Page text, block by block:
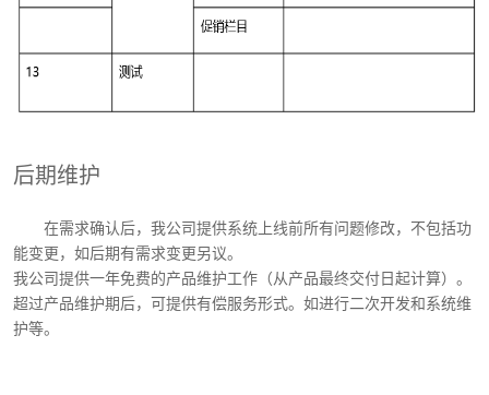
后期维护
在需求确认后，我公司提供系统上线前所有问题修改，不包括功
能变更，如后期有需求变更另议。
我公司提供一年免费的产品维护工作（从产品最终交付日起计算）。
超过产品维护期后，可提供有偿服务形式。如进行二次开发和系统维
护等。